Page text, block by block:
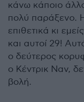
κάνω κάποιο
πολύ παράξενο.
επιθετικά κι
και αυτοί 29!
ο δεύτερος
ο Κέντρικ Ναν,
βολή.